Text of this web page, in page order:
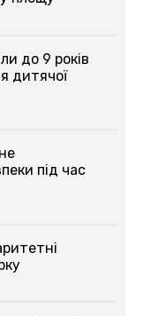
до 9 років
дитячої
під час